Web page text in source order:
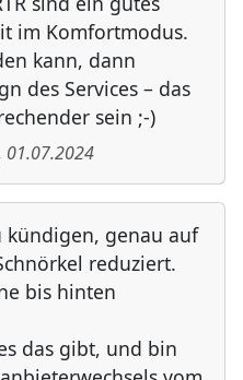
im Komfortmodus.
kann, dann
des Services – das
sein ;-)
01.07.2024
kündigen, genau auf
reduziert.
bis hinten
das gibt, und bin